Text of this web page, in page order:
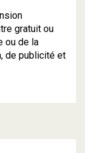
gratuit ou
ou de la
de publicité et